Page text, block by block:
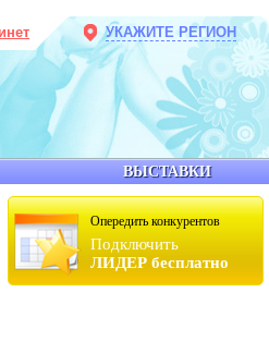
Опередить конкурентов
Подключить
ЛИДЕР бесплатно
ВЫСТАВКИ
УКАЖИТЕ РЕГИОН